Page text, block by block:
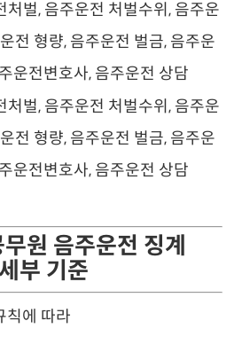
원 음주운전 징계
세부 기준
칙에 따라